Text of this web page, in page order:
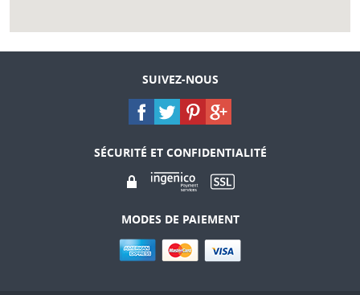
SUIVEZ-NOUS
SÉCURITÉ ET CONFIDENTIALITÉ
MODES DE PAIEMENT